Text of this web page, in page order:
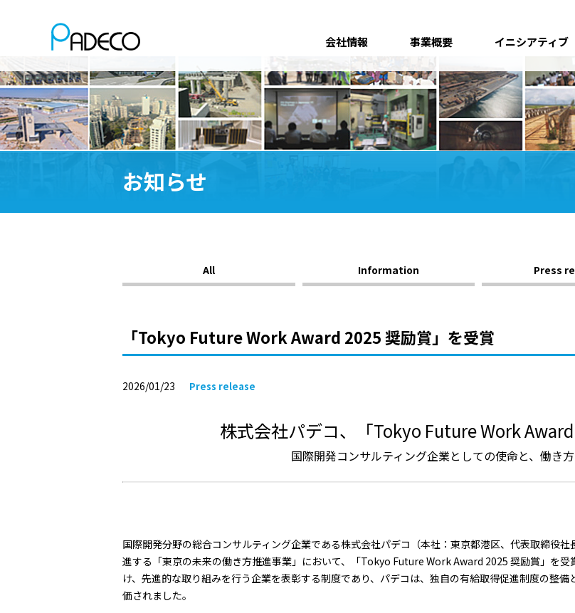
会社情報 事業概要 イニシアティブ
お知らせ
All Information Press
「Tokyo Future Work Award 2025 奨励賞」を受賞
2026/01/23 Press release
株式会社パデコ、「Tokyo Future Work
国際開発コンサルティング企業としての使命と、働き
国際開発分野の総合コンサルティング企業である株式会社パデコ（本社：東京都港区、代表取締役
進する「東京の未来の働き方推進事業」において、「Tokyo Future Work Award 2025 奨励賞」を
け、先進的な取り組みを行う企業を表彰する制度であり、パデコは、独自の有給取得促進制度の整
価されました。